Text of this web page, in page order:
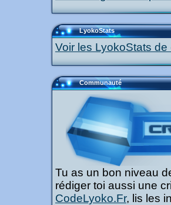
LyokoStats
Voir les LyokoStats
Communauté
Tu as un bon niveau
rédiger toi aussi une
CodeLyoko.Fr, lis les